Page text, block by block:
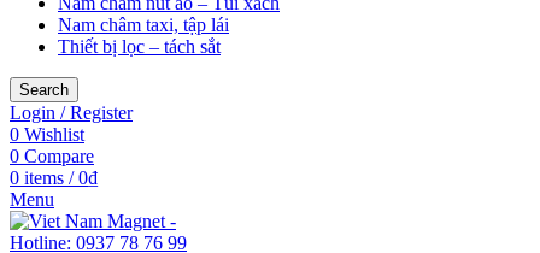
Nam châm taxi, tập lái
Thiết bị lọc – tách sắt
Search
Login / Register
0 Wishlist
0 Compare
0 items / 0₫
Menu